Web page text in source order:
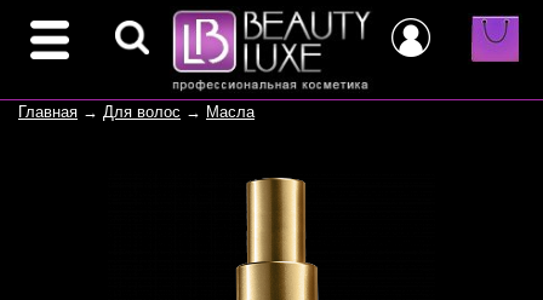
Главная → Для волос → Масла